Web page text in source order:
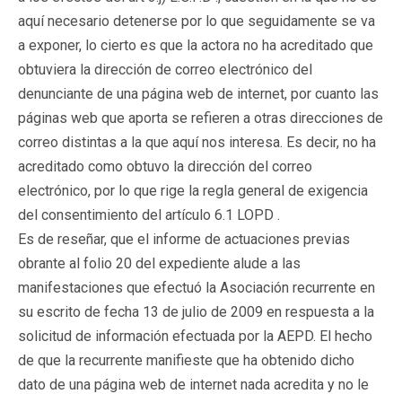
aquí necesario detenerse por lo que seguidamente se va
a exponer, lo cierto es que la actora no ha acreditado que
obtuviera la dirección de correo electrónico del
denunciante de una página web de internet, por cuanto las
páginas web que aporta se refieren a otras direcciones de
correo distintas a la que aquí nos interesa. Es decir, no ha
acreditado como obtuvo la dirección del correo
electrónico, por lo que rige la regla general de exigencia
del consentimiento del artículo 6.1 LOPD .
Es de reseñar, que el informe de actuaciones previas
obrante al folio 20 del expediente alude a las
manifestaciones que efectuó la Asociación recurrente en
su escrito de fecha 13 de julio de 2009 en respuesta a la
solicitud de información efectuada por la AEPD. El hecho
de que la recurrente manifieste que ha obtenido dicho
dato de una página web de internet nada acredita y no le